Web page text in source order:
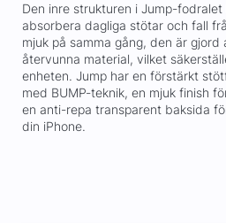
Den inre strukturen i Jump-
absorbera dagliga stötar och fall
mjuk på samma gång, den är
återvunna material, vilket
enheten. Jump har en förstärkt
med BUMP-teknik, en mjuk finish
en anti-repa transparent baksida
din iPhone.